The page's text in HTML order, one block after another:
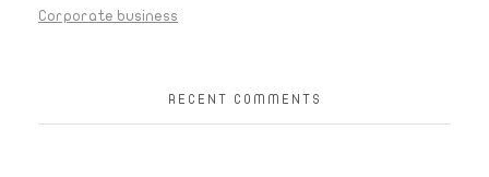
Corporate business
RECENT COMMENTS